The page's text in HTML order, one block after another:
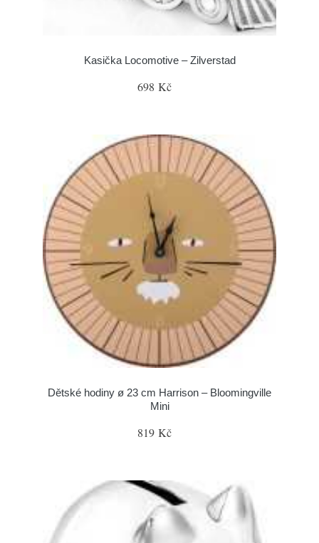
Kasička Locomotive – Zilverstad
698 Kč
Dětské hodiny ø 23 cm Harrison – Bloomingville
Mini
819 Kč